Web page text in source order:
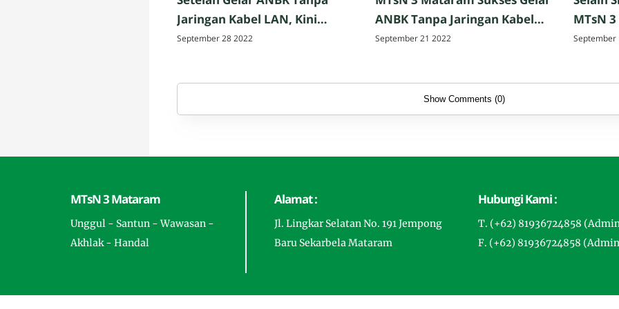
Jaringan Kabel LAN, Kini
Pelaksanaan AKMI Sukses
September 28 2022
ANBK Tanpa Jaringan Kabel
LAN
September 21 2022
MTsN
September
Show Comments (0)
MTsN 3 Mataram
Unggul - Santun - Wawasan -
Akhlak - Handal
Alamat :
Jl. Lingkar Selatan No. 191 Jempong
Baru Sekarbela Mataram
Hubungi Kami :
T. (+62) 81936724858
F. (+62) 81936724858